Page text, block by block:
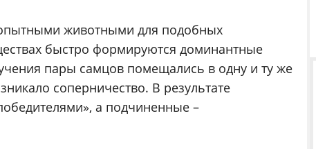
животными для подобных
быстро формируются доминантные
пары самцов помещались в одну и ту же
соперничество. В результате
а подчиненные –